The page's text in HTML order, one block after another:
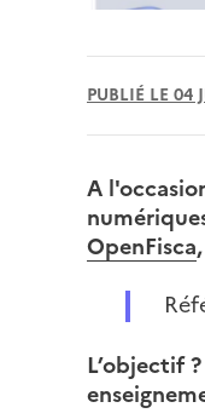
PUBLIÉ LE 04
A
OpenFisca,
L’objectif